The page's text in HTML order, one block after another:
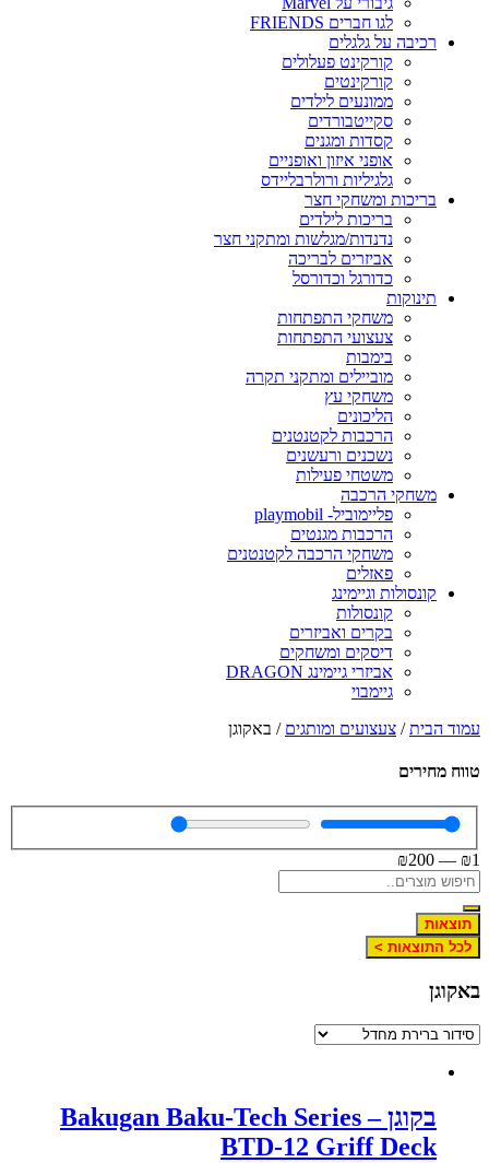
לגו חברים FRIENDS
רכיבה על גלגלים
קורקינט פעלולים
קורקינטים
ממונעים לילדים
סקייטבורדים
קסדות ומגנים
אופני איזון ואופניים
גלגיליות ורולרבליידס
בריכות ומשחקי חצר
בריכות לילדים
נדנדות/מגלשות ומתקני חצר
אביזרים לבריכה
כדורגל וכדורסל
תינוקות
משחקי התפתחות
צעצועי התפתחות
בימבות
מוביילים ומתקני תקרה
משחקי עץ
הליכונים
הרכבות לקטנטנים
נשכנים ורעשנים
משטחי פעילות
משחקי הרכבה
פליימוביל- playmobil
הרכבות מגנטים
משחקי הרכבה לקטנטנים
פאזלים
קונסולות וגיימינג
קונסולות
בקרים ואביזרים
דיסקים ומשחקים
אביזרי גיימינג DRAGON
גיימבוי
עמוד הבית/ צעצועים ומותגים / באקוגן
טווח מחירים
₪1
—
₪200
תוצאות
לכל התוצאות >
באקוגן
בקוגן – Bakugan Baku-Tech Series
BTD-12 Griff Deck